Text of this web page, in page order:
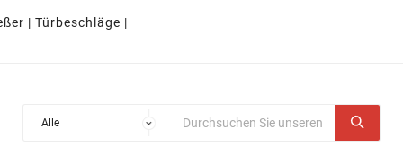
| Türbeschläge |